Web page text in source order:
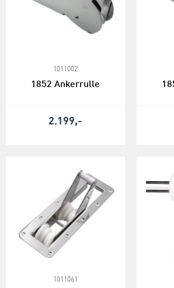
1011002
1852 Ankerrulle
2.199,-
1011061